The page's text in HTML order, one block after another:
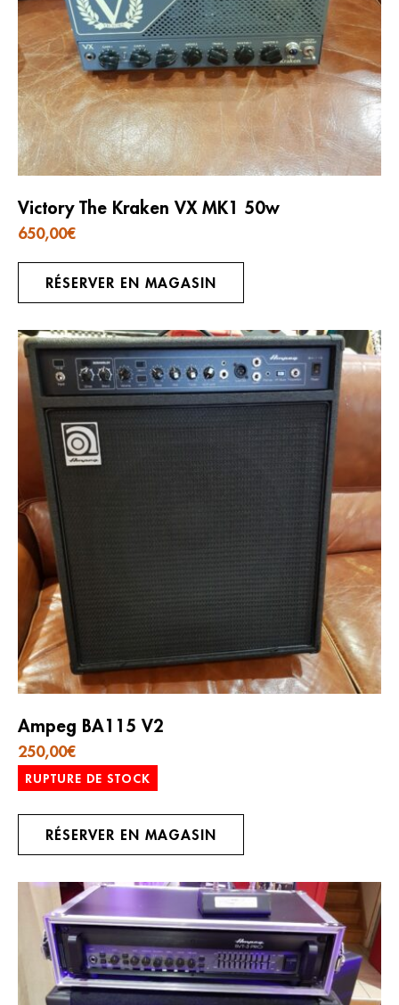
Victory The Kraken VX MK1 50w
650,00€
RÉSERVER EN MAGASIN
Ampeg BA115 V2
250,00€
RUPTURE DE STOCK
RÉSERVER EN MAGASIN